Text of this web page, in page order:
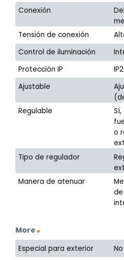
Conexión
Tensión de conexión
Control de iluminación
Protección IP
Ajustable
Regulable
o
Tipo de regulador
Manera de atenuar
More
Especial para exterior
No